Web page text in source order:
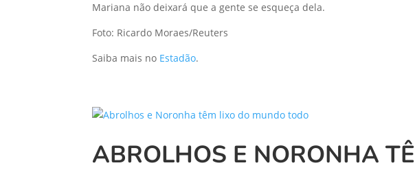
Mariana não deixará que a gente se esqueça dela.
Foto: Ricardo Moraes/Reuters
Saiba mais no Estadão.
ABROLHOS E NORONHA